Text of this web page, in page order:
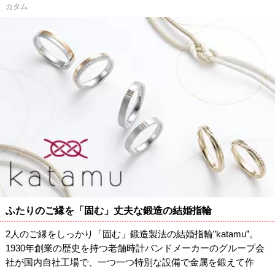
カタム
ふたりのご縁を「固む」丈夫な鍛造の結婚指輪
2人のご縁をしっかり「固む」鍛造製法の結婚指輪”katamu”。
1930年創業の歴史を持つ老舗時計バンドメーカーのグループ会
社が国内自社工場で、一つ一つ特別な設備で金属を鍛えて作